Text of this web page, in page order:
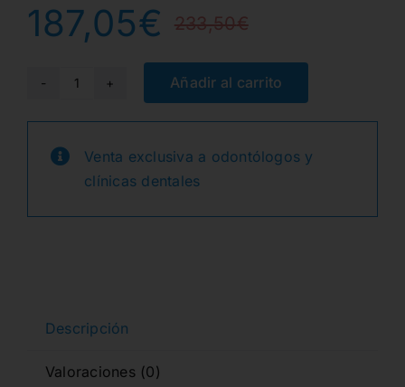
233,50€El
precio
original
era:
187,05€
El
precio
actual
es:
187,05€.
VARIOLINK
ESTHETIC
REFILL
1X9gr.
NEUTRAL
Añadir al carrito
Venta exclusiva a odontólogos y
clínicas dentales
Descripción
Valoraciones (0)